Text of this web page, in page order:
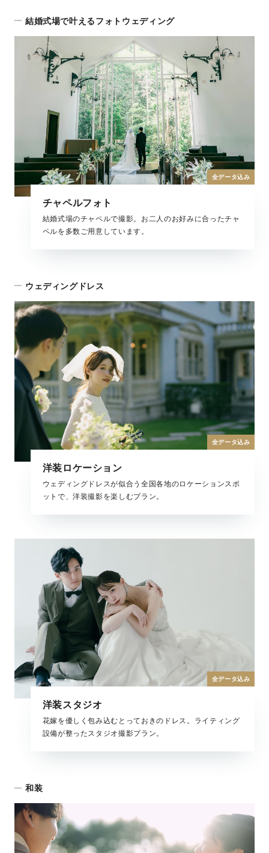
結婚式場で叶えるフォトウェディング
チャペルフォト
結婚式場のチャペルで撮影。お二人のお好みに合ったチャ
ペルを多数ご用意しています。
全データ込み
ウェディングドレス
洋装ロケーション
ウェディングドレスが似合う全国各地のロケーションスポ
ットで、洋装撮影を楽しむプラン。
全データ込み
洋装スタジオ
花嫁を優しく包み込むとっておきのドレス。ライティング
設備が整ったスタジオ撮影プラン。
全データ込み
和装